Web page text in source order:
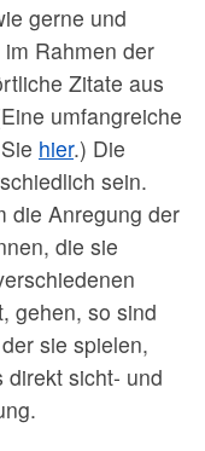
gerne und
Rahmen der
Zitate aus
umfangreiche
hier.) Die
sein.
die Anregung der
die sie
gehen, so sind
sie spielen,
direkt sicht- und